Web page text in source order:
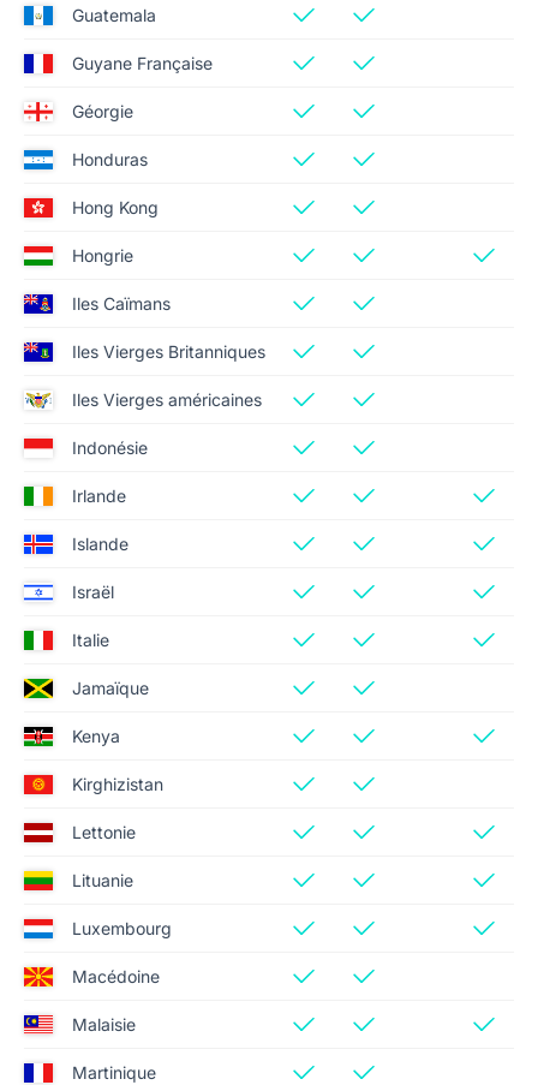
Guatemala
Guyane Française
Géorgie
Honduras
Hong Kong
Hongrie
Iles Caïmans
Iles Vierges Britanniques
Iles Vierges américaines
Indonésie
Irlande
Islande
Israël
Italie
Jamaïque
Kenya
Kirghizistan
Lettonie
Lituanie
Luxembourg
Macédoine
Malaisie
Martinique